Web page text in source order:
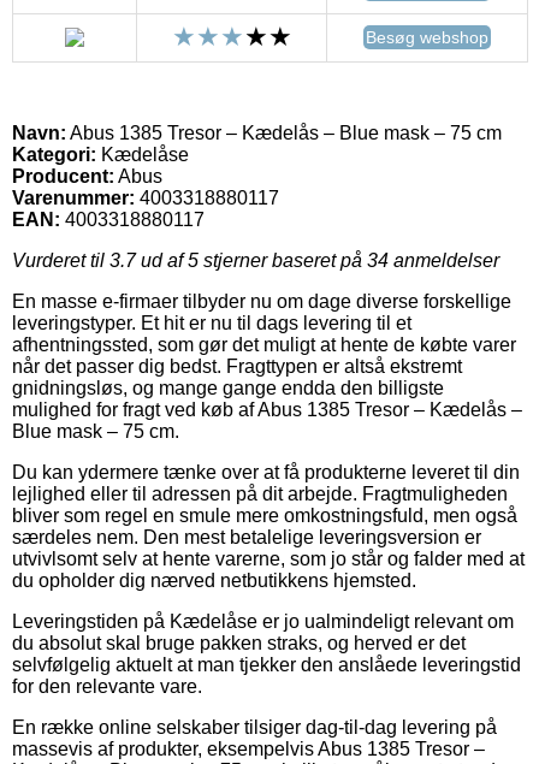
Besøg webshop
Navn: Abus 1385 Tresor – Kædelås – Blue mask – 75 cm
Kategori: Kædelåse
Producent: Abus
Varenummer: 4003318880117
EAN: 4003318880117
Vurderet til 3.7ud af 5 stjerner baseret på 34 anmeldelser
En masse e-firmaer tilbyder nu om dage diverse forskellige
leveringstyper. Et hit er nu til dags levering til et
afhentningssted, som gør det muligt at hente de købte varer
når det passer dig bedst. Fragttypen er altså ekstremt
gnidningsløs, og mange gange endda den billigste
mulighed for fragt ved køb af Abus 1385 Tresor – Kædelås –
Blue mask – 75 cm.
Du kan ydermere tænke over at få produkterne leveret til din
lejlighed eller til adressen på dit arbejde. Fragtmuligheden
bliver som regel en smule mere omkostningsfuld, men også
særdeles nem. Den mest betalelige leveringsversion er
utvivlsomt selv at hente varerne, som jo står og falder med at
du opholder dig nærved netbutikkens hjemsted.
Leveringstiden på Kædelåse er jo ualmindeligt relevant om
du absolut skal bruge pakken straks, og herved er det
selvfølgelig aktuelt at man tjekker den anslåede leveringstid
for den relevante vare.
En række online selskaber tilsiger dag-til-dag levering på
massevis af produkter, eksempelvis Abus 1385 Tresor –